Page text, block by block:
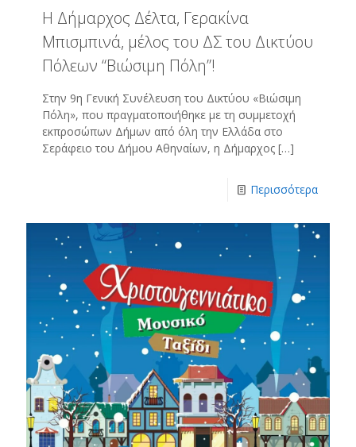
Η Δήμαρχος Δέλτα, Γερακίνα
Μπισμπινά, μέλος του ΔΣ του Δικτύου
Πόλεων “Βιώσιμη Πόλη”!
Στην 9η Γενική Συνέλευση του Δικτύου «Βιώσιμη
Πόλη», που πραγματοποιήθηκε με τη συμμετοχή
εκπροσώπων Δήμων από όλη την Ελλάδα στο
Σεράφειο του Δήμου Αθηναίων, η Δήμαρχος […]
Περισσότερα